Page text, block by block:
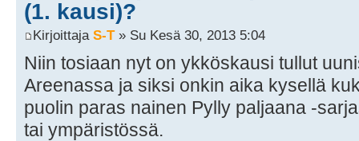
(1. kausi)?
Kirjoittaja S-T» Su Kesä 30, 2013 5:04
Niin tosiaan nyt on ykköskausi tullut
Areenassa ja siksi onkin aika kysellä
puolin paras nainen Pylly paljaana -
tai ympäristössä.